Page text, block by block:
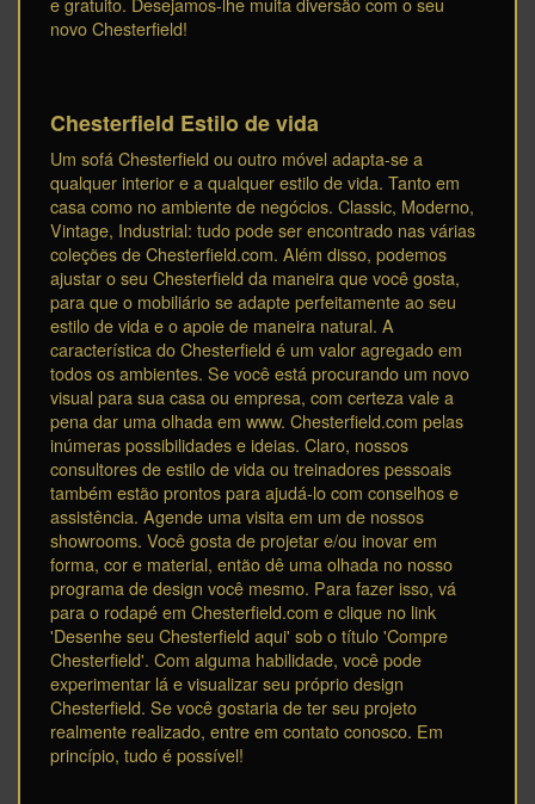
e gratuito. Desejamos-lhe muita diversão com o seu
novo Chesterfield!
Chesterfield Estilo de vida
Um sofá Chesterfield ou outro móvel adapta-se a
qualquer interior e a qualquer estilo de vida. Tanto em
casa como no ambiente de negócios. Classic, Moderno,
Vintage, Industrial: tudo pode ser encontrado nas várias
coleções de Chesterfield.com. Além disso, podemos
ajustar o seu Chesterfield da maneira que você gosta,
para que o mobiliário se adapte perfeitamente ao seu
estilo de vida e o apoie de maneira natural. A
característica do Chesterfield é um valor agregado em
todos os ambientes. Se você está procurando um novo
visual para sua casa ou empresa, com certeza vale a
pena dar uma olhada em www. Chesterfield.com pelas
inúmeras possibilidades e ideias. Claro, nossos
consultores de estilo de vida ou treinadores pessoais
também estão prontos para ajudá-lo com conselhos e
assistência. Agende uma visita em um de nossos
showrooms. Você gosta de projetar e/ou inovar em
forma, cor e material, então dê uma olhada no nosso
programa de design você mesmo. Para fazer isso, vá
para o rodapé em Chesterfield.com e clique no link
'Desenhe seu Chesterfield aqui' sob o título 'Compre
Chesterfield'. Com alguma habilidade, você pode
experimentar lá e visualizar seu próprio design
Chesterfield. Se você gostaria de ter seu projeto
realmente realizado, entre em contato conosco. Em
princípio, tudo é possível!